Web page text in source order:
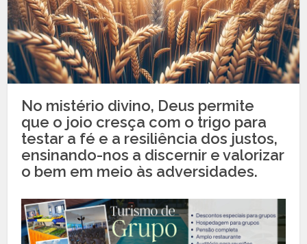
No mistério divino, Deus permite
que o joio cresça com o trigo para
testar a fé e a resiliência dos justos,
ensinando-nos a discernir e valorizar
o bem em meio às adversidades.